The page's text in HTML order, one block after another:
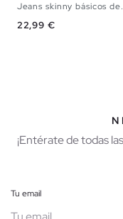
36
Jeans skinny básicos
Precio
22,99 €
¡Entérate de todas
Tu email